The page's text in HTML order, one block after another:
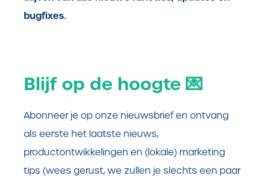
bugfixes.
Blijf op de hoogte 💌
Abonneer je op onze nieuwsbrief en ontvang
als eerste het laatste nieuws,
productontwikkelingen en (lokale) marketing
tips (wees gerust, we zullen je slechts een paar